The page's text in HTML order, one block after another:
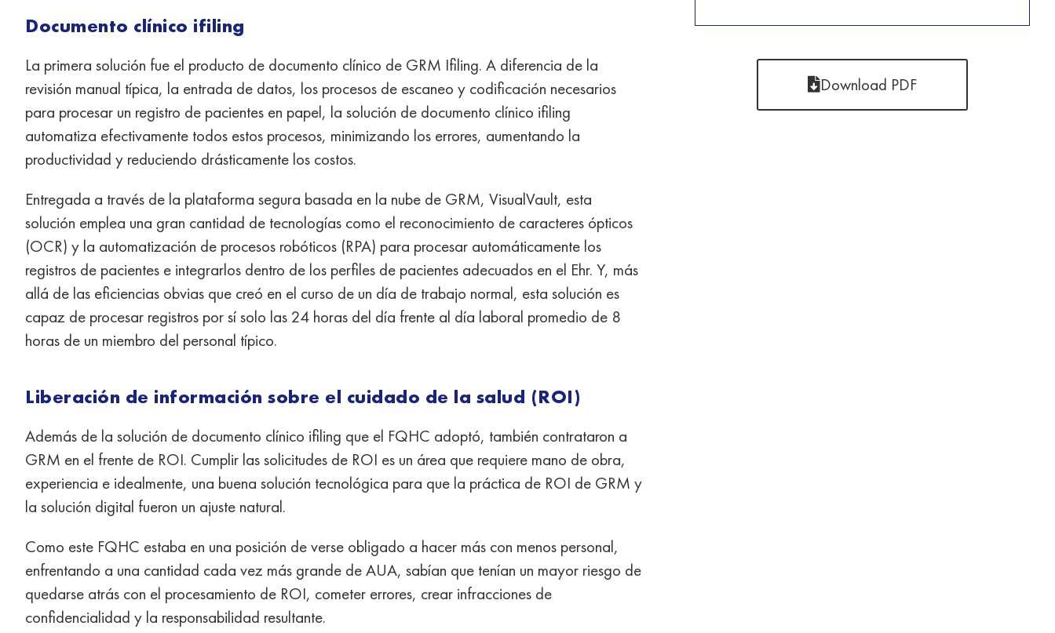
Documento clínico ifiling
La primera solución fue el producto de documento clínico de GRM Ifiling. A diferencia de la
revisión manual típica, la entrada de datos, los procesos de escaneo y codificación necesarios
para procesar un registro de pacientes en papel, la solución de documento clínico ifiling
automatiza efectivamente todos estos procesos, minimizando los errores, aumentando la
productividad y reduciendo drásticamente los costos.
Entregada a través de la plataforma segura basada en la nube de GRM, VisualVault, esta
solución emplea una gran cantidad de tecnologías como el reconocimiento de caracteres ópticos
(OCR) y la automatización de procesos robóticos (RPA) para procesar automáticamente los
registros de pacientes e integrarlos dentro de los perfiles de pacientes adecuados en el Ehr. Y, más
allá de las eficiencias obvias que creó en el curso de un día de trabajo normal, esta solución es
capaz de procesar registros por sí solo las 24 horas del día frente al día laboral promedio de 8
horas de un miembro del personal típico.
Liberación de información sobre el cuidado de la salud (ROI)
Además de la solución de documento clínico ifiling que el FQHC adoptó, también contrataron a
GRM en el frente de ROI. Cumplir las solicitudes de ROI es un área que requiere mano de obra,
experiencia e idealmente, una buena solución tecnológica para que la práctica de ROI de GRM y
la solución digital fueron un ajuste natural.
Como este FQHC estaba en una posición de verse obligado a hacer más con menos personal,
enfrentando a una cantidad cada vez más grande de AUA, sabían que tenían un mayor riesgo de
quedarse atrás con el procesamiento de ROI, cometer errores, crear infracciones de
confidencialidad y la responsabilidad resultante.
Download PDF